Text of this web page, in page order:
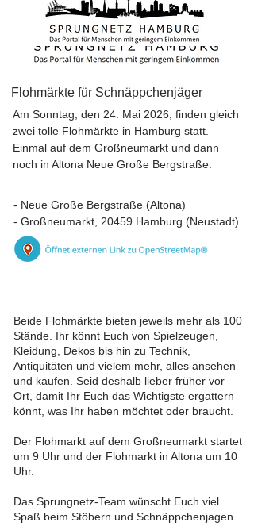
Flohmärkte für Schnäppchenjäger
Am Sonntag, den 24. Mai 2026, finden gleich
zwei tolle Flohmärkte in Hamburg statt.
Einmal auf dem Großneumarkt und dann
noch in Altona Neue Große Bergstraße.
- Neue Große Bergstraße (Altona)
- Großneumarkt, 20459 Hamburg (Neustadt)
Beide Flohmärkte bieten jeweils mehr als 100
Stände. Ihr könnt Euch von Spielzeugen,
Kleidung, Dekos bis hin zu Technik,
Antiquitäten und vielem mehr, alles ansehen
und kaufen. Seid deshalb lieber früher vor
Ort, damit Ihr Euch das Wichtigste ergattern
könnt, was Ihr haben möchtet oder braucht.
Der Flohmarkt auf dem Großneumarkt startet
um 9 Uhr und der Flohmarkt in Altona um 10
Uhr.
Das Sprungnetz-Team wünscht Euch viel
Spaß beim Stöbern und Schnäppchenjagen.